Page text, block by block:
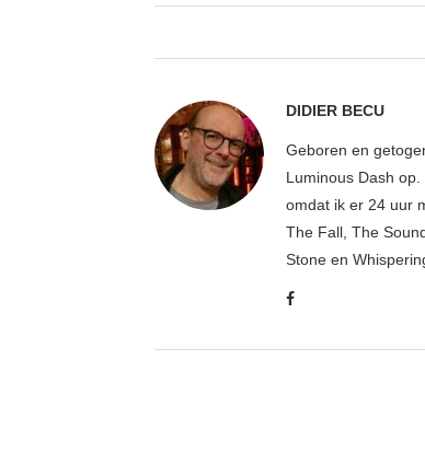
DIDIER BECU
Geboren en
Luminous Dash
omdat ik er 24 uur
The Fall, The
Stone en